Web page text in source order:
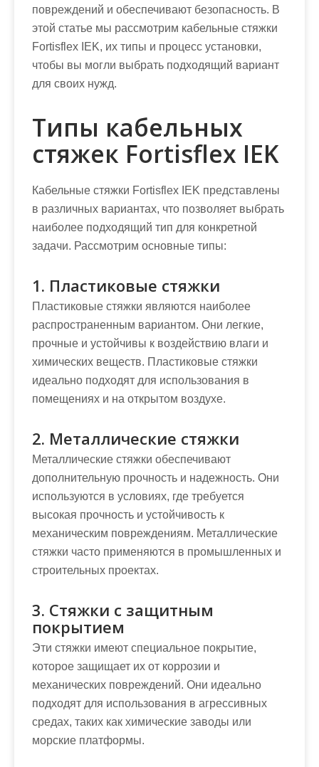
повреждений и обеспечивают безопасность. В
этой статье мы рассмотрим кабельные стяжки
Fortisflex IEK, их типы и процесс установки,
чтобы вы могли выбрать подходящий вариант
для своих нужд.
Типы кабельных
стяжек Fortisflex IEK
Кабельные стяжки Fortisflex IEK представлены
в различных вариантах, что позволяет выбрать
наиболее подходящий тип для конкретной
задачи. Рассмотрим основные типы:
1. Пластиковые стяжки
Пластиковые стяжки являются наиболее
распространенным вариантом. Они легкие,
прочные и устойчивы к воздействию влаги и
химических веществ. Пластиковые стяжки
идеально подходят для использования в
помещениях и на открытом воздухе.
2. Металлические стяжки
Металлические стяжки обеспечивают
дополнительную прочность и надежность. Они
используются в условиях, где требуется
высокая прочность и устойчивость к
механическим повреждениям. Металлические
стяжки часто применяются в промышленных и
строительных проектах.
3. Стяжки с защитным
покрытием
Эти стяжки имеют специальное покрытие,
которое защищает их от коррозии и
механических повреждений. Они идеально
подходят для использования в агрессивных
средах, таких как химические заводы или
морские платформы.